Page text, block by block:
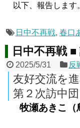
以下、報告します
日中不再戦, 春口
日中不再戦
2025/5/31 反
友好交流を
第２次訪中団
牧瀬あきこ（